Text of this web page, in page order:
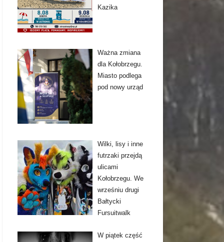
Kazika
Ważna zmiana
dla Kołobrzegu.
Miasto podlega
pod nowy urząd
Wilki, lisy i inne
futrzaki przejdą
ulicami
Kołobrzegu. We
wrześniu drugi
Bałtycki
Fursuitwalk
W piątek część